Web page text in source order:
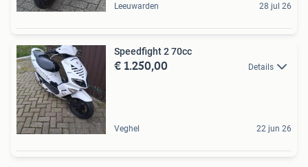
Leeuwarden 28 jul 26
Speedfight 2 70cc
€ 1.250,00 Details
Veghel 22 jun 26